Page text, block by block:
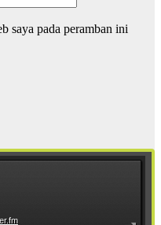
saya pada peramban ini